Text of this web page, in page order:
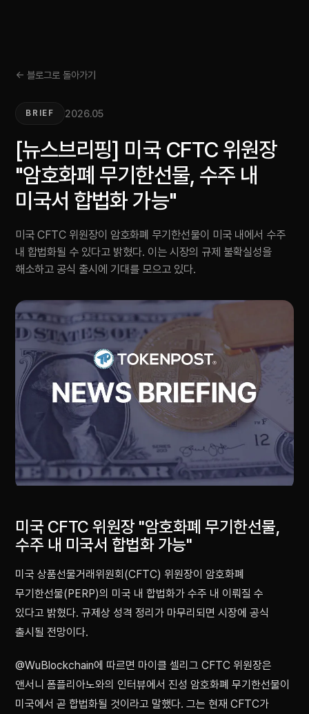
← 블로그로 돌아가기
BRIEF 2026.05
[뉴스브리핑] 미국 CFTC 위원장
"암호화폐 무기한선물, 수주 내
미국서 합법화 가능"
미국 CFTC 위원장이 암호화폐 무기한선물이 미국 내에서 수주
내 합법화될 수 있다고 밝혔다. 이는 시장의 규제 불확실성을
해소하고 공식 출시에 기대를 모으고 있다.
미국 CFTC 위원장 "암호화폐 무기한선물,
수주 내 미국서 합법화 가능"
미국 상품선물거래위원회(CFTC) 위원장이 암호화폐
무기한선물(PERP)의 미국 내 합법화가 수주 내 이뤄질 수
있다고 밝혔다. 규제상 성격 정리가 마무리되면 시장에 공식
출시될 전망이다.
@WuBlockchain에 따르면 마이클 셀리그 CFTC 위원장은
앤서니 폼플리아노와의 인터뷰에서 진성 암호화폐 무기한선물이
미국에서 곧 합법화될 것이라고 말했다. 그는 현재 CFTC가